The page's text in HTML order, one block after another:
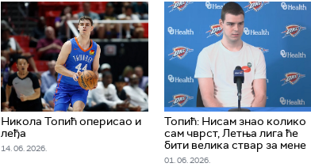
Никола Топић оперисао и
леђа
14. 06. 2026.
Топић: Нисам знао колико
сам чврст, Летња лига ће
бити велика ствар за мене
01. 06. 2026.